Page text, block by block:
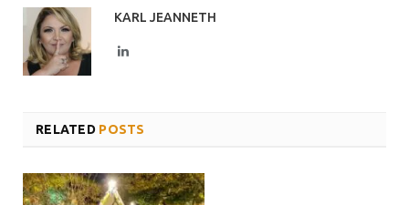
KARL JEANNETH
LinkedIn
RELATED POSTS